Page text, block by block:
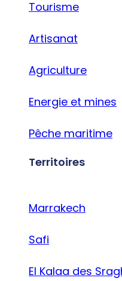
Tourisme
Artisanat
Agriculture
Energie et mines
Pêche maritime
Territoires
Marrakech
Safi
El Kalaa des